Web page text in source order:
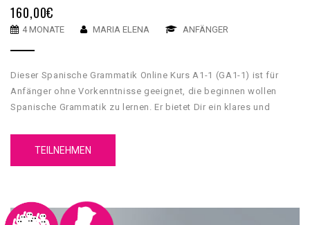
160,00€
4 MONATE MARIA ELENA ANFÄNGER
Dieser Spanische Grammatik Online Kurs A1-1 (GA1-1) ist für
Anfänger ohne Vorkenntnisse geeignet, die beginnen wollen
Spanische Grammatik zu lernen. Er bietet Dir ein klares und
Unser GA1-1 Spanische Grammatik Online Kurs A1-1 hat 5
TEILNEHMEN